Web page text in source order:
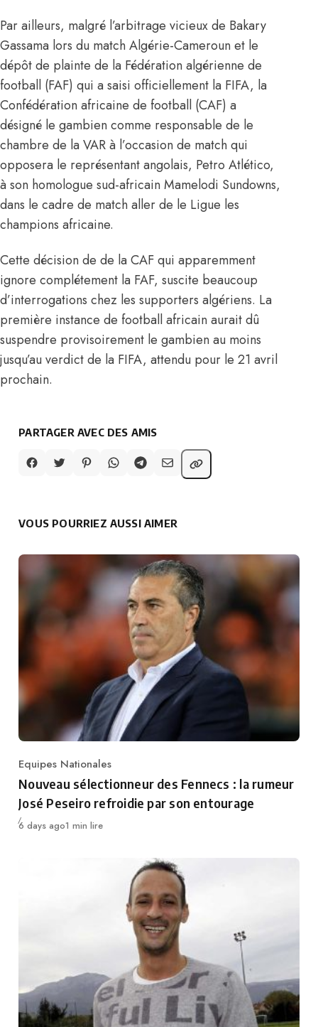
Par ailleurs, malgré l’arbitrage vicieux de Bakary
Gassama lors du match Algérie-Cameroun et le
dépôt de plainte de la Fédération algérienne de
football (FAF) qui a saisi officiellement la FIFA, la
Confédération africaine de football (CAF) a
désigné le gambien comme responsable de le
chambre de la VAR à l’occasion de match qui
opposera le représentant angolais, Petro Atlético,
à son homologue sud-africain Mamelodi Sundowns,
dans le cadre de match aller de le Ligue les
champions africaine.
Cette décision de de la CAF qui apparemment
ignore complétement la FAF, suscite beaucoup
d’interrogations chez les supporters algériens. La
première instance de football africain aurait dû
suspendre provisoirement le gambien au moins
jusqu’au verdict de la FIFA, attendu pour le 21 avril
prochain.
PARTAGER AVEC DES AMIS
VOUS POURRIEZ AUSSI AIMER
Category
Equipes Nationales
Nouveau sélectionneur des Fennecs : la rumeur
José Peseiro refroidie par son entourage
Publié
6 days ago1 min lire